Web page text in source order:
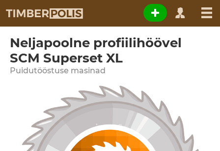
Neljapoolne profiilihöövel
SCM Superset XL
Puidutööstuse masinad